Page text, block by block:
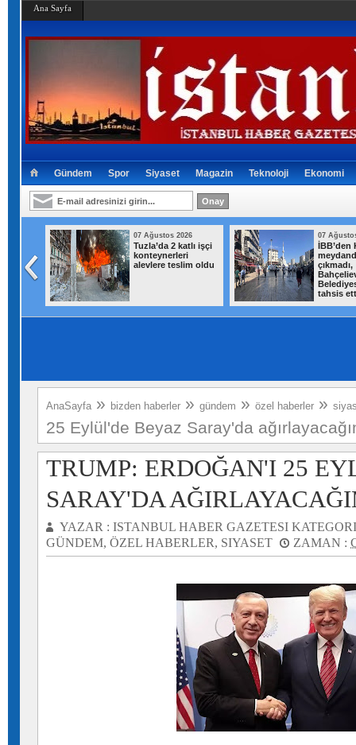
Ana Sayfa
Gündem Spor Siyaset Magazin Teknoloji Ekonomi
07 Ağustos 2026
Tuzla’da 2 katlı işçi
konteynerleri
alevlere teslim oldu
07
İBB’den
çıkmadı,
tahsis
AnaSayfa » bizden haberler » gündem » özel haberler »
25 Eylül'de Beyaz Saray'da
TRUMP: ERDOĞAN'I 25
SARAY'DA
YAZAR : ISTANBUL HABER GAZETESI
GÜNDEM, ÖZEL HABERLER, SIYASET ZAMAN :